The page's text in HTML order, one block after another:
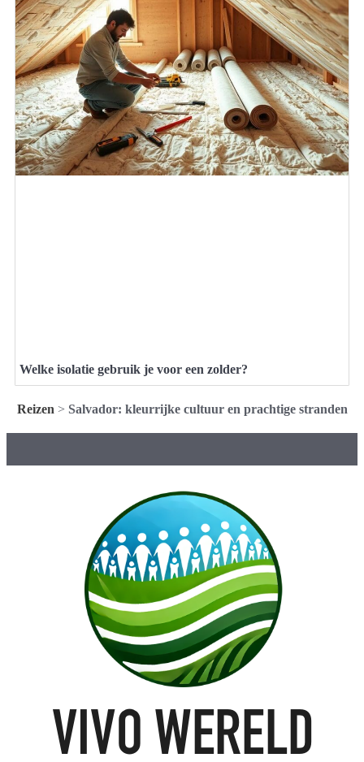
Welke isolatie gebruik je voor een zolder?
Reizen > Salvador: kleurrijke cultuur en prachtige stranden